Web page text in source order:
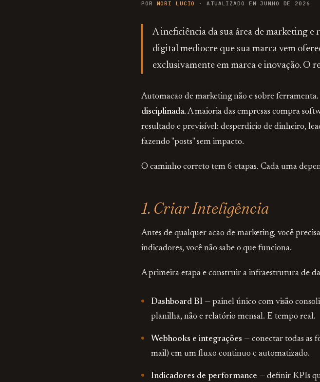
POR NORI LUCIO · ATUALIZADO EM JUNHO DE 2026
A ineficiência da sua área de marketing
digital mediocre que sua marca vem
exclusivamente em marca e inovação. O
Automacao de marketing não e sobre ferramenta.
disciplinada. A maioria das empresas compra
resultado e previsível: desperdicio de dinheiro,
fazendo "posts" sem impacto.
O caminho correto tem 6 etapas. Cada uma
1. Criar Inteligência
Antes de qualquer acao de marketing, você
indicadores, você não sabe o que funciona.
A primeira etapa e construir a infraestrutura de
Dashboard BI — painel único com visão
planilha, não e relatório mensal. E tempo real.
Webhooks e integrações — conectar todas as
mail) em um fluxo continuo e automatizado.
Indicadores de performance — definir KPIs